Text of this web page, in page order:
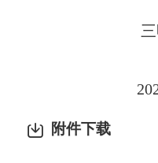
三明市
2021年
附件下载